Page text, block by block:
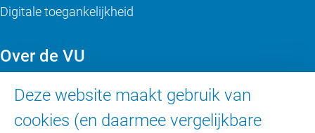
Deze website maakt gebruik van
cookies (en daarmee vergelijkbare
Digitale toegankelijkheid
Over de VU
Contact en route
Werken bij de VU